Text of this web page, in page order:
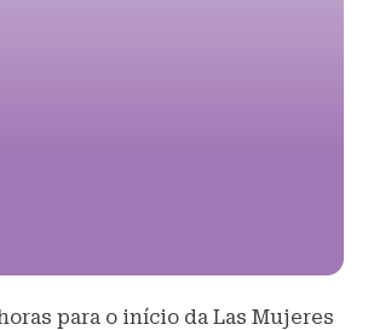
para o início da Las Mujeres